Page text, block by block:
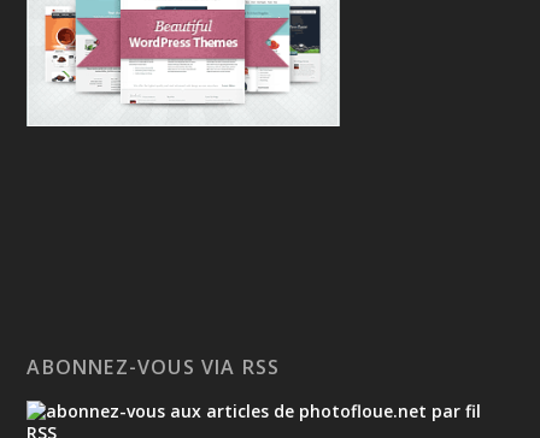
ABONNEZ-VOUS VIA RSS